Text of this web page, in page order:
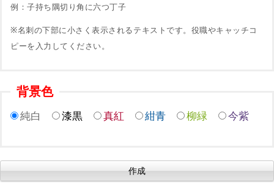
例：子持ち隅切り角に六つ丁子
※名刺の下部に小さく表示されるテキストです。役職やキャッチコ
ピーを入力してください。
背景色
純白 漆黒 真紅 紺青 柳緑 今紫